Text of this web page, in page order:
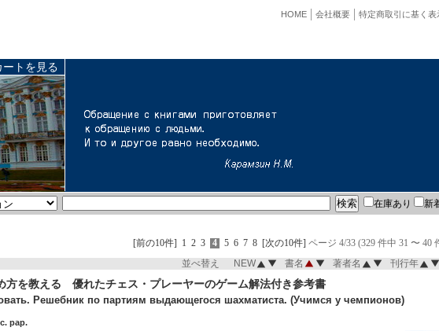
特定商取引に基く表
会社概要
HOME
ートを見る
在庫あり 新
[前の10件] 1 2 3 4 5 6 7 8 [次の10件] ページ 4/33 (329 件中 31 〜 40
並べ替え NEW 書名 著者名 刊行年
方を教える 優れたチェス・プレーヤーのゲーム解法付き参考書
Решебник по партиям выдающегося шахматиста. (Учимся у чемпионов)
pap.